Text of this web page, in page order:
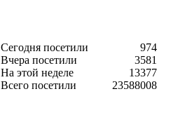
Сегодня посетили
974
Вчера посетили
3581
На этой неделе
13377
Всего посетили
23588008